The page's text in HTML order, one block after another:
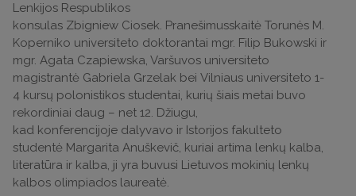
Lenkijos Respublikos
konsulas Zbigniew Ciosek. Pranešimusskaitė Torunės M.
Koperniko universiteto doktorantai mgr. Filip Bukowski ir
mgr. Agata Czapiewska, Varšuvos universiteto
magistrantė Gabriela Grzelak bei Vilniaus universiteto 1-
4 kursų polonistikos studentai, kurių šiais metai buvo
rekordiniai daug – net 12. Džiugu,
kad konferencijoje dalyvavo ir Istorijos fakulteto
studentė Margarita Anuškevič, kuriai artima lenkų kalba,
literatūra ir kalba, ji yra buvusi Lietuvos mokinių lenkų
kalbos olimpiados laureatė.